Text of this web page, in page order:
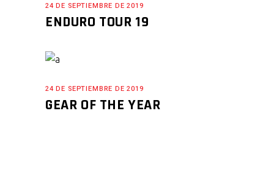
24 DE SEPTIEMBRE DE 2019
ENDURO TOUR 19
24 DE SEPTIEMBRE DE 2019
GEAR OF THE YEAR